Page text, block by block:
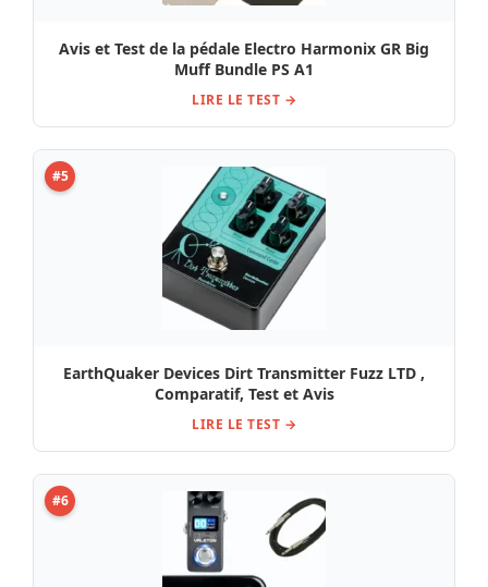
Avis et Test de la pédale Electro Harmonix GR Big
Muff Bundle PS A1
LIRE LE TEST →
#5
EarthQuaker Devices Dirt Transmitter Fuzz LTD ,
Comparatif, Test et Avis
LIRE LE TEST →
#6